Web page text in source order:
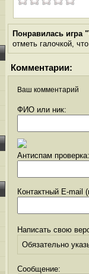
Понравилась игра
отметь галочкой,
Комментарии:
Ваш комментарий
ФИО или ник:
Антиспам
Контактный E-mail
Написать свою
Обязательно
Сообщение: